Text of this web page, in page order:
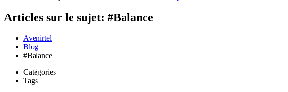
Articles sur le sujet: #Balance
Avenirtel
Blog
#Balance
Catégories
Tags